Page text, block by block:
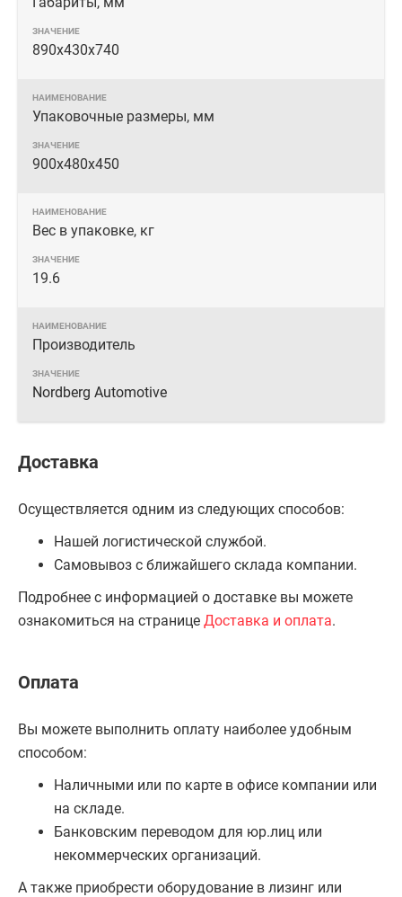
890х430х740
Упаковочные размеры, мм
900х480x450
Вес в упаковке, кг
19.6
Производитель
Nordberg Automotive
Доставка
Осуществляется одним из следующих способов:
Нашей логистической службой.
Самовывоз с ближайшего склада компании.
Подробнее с информацией о доставке вы можете
ознакомиться на странице Доставка и оплата.
Оплата
Вы можете выполнить оплату наиболее удобным
способом:
Наличными или по карте в офисе компании или
на складе.
Банковским переводом для юр.лиц или
некоммерческих организаций.
А также приобрести оборудование в лизинг или